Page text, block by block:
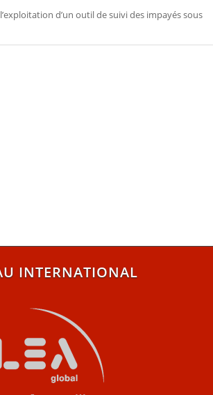
d’un outil de suivi des impayés sous
INTERNATIONAL